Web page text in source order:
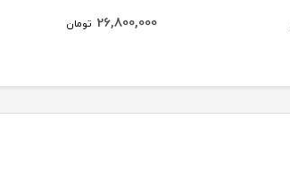
26,800,000 تومان